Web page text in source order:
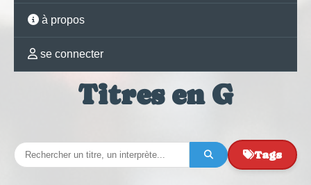
à propos
se connecter
Titres en G
Tags